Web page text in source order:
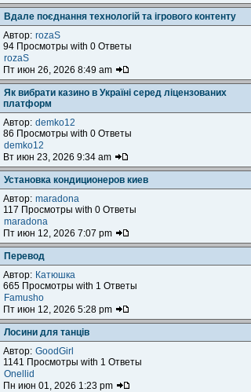
Вдале поєднання технологій та ігрового контенту
Автор: rozaS
94 Просмотры with 0 Ответы
rozaS
Пт июн 26, 2026 8:49 am
Як вибрати казино в Україні серед ліцензованих
платформ
Автор: demko12
86 Просмотры with 0 Ответы
demko12
Вт июн 23, 2026 9:34 am
Установка кондиционеров киев
Автор: maradona
117 Просмотры with 0 Ответы
maradona
Пт июн 12, 2026 7:07 pm
Перевод
Автор: Катюшка
665 Просмотры with 1 Ответы
Famusho
Пт июн 12, 2026 5:28 pm
Лосини для танців
Автор: GoodGirl
1141 Просмотры with 1 Ответы
Onellid
Пн июн 01, 2026 1:23 pm